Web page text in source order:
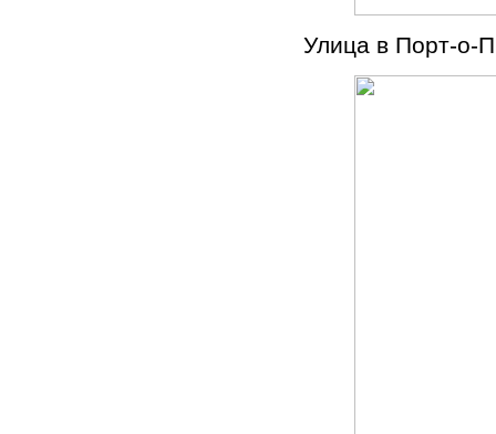
Улица в Порт-о-